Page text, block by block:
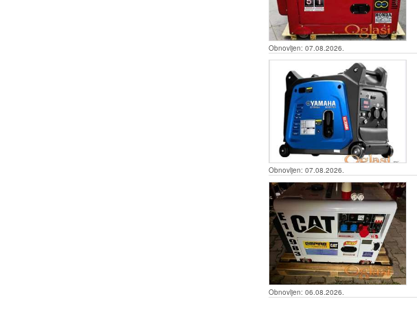
Obnovljen: 07.08.2026.
Obnovljen: 07.08.2026.
Obnovljen: 06.08.2026.